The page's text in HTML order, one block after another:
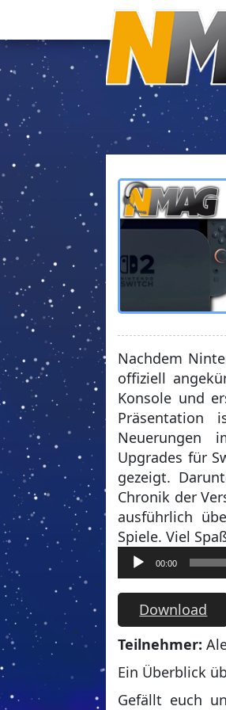
Nachdem
offiziell
Konsole und
Präsentation
Neuerungen
Upgrades für
gezeigt.
Chronik der
ausführlich
Spiele. Viel
Audio-
Player
00:00
Download
Teilnehmer:
Ein Überblick
Gefällt euch